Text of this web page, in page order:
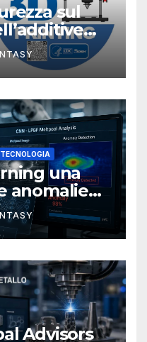
sul
TECNOLOGIA
una
anomalie
Advisors